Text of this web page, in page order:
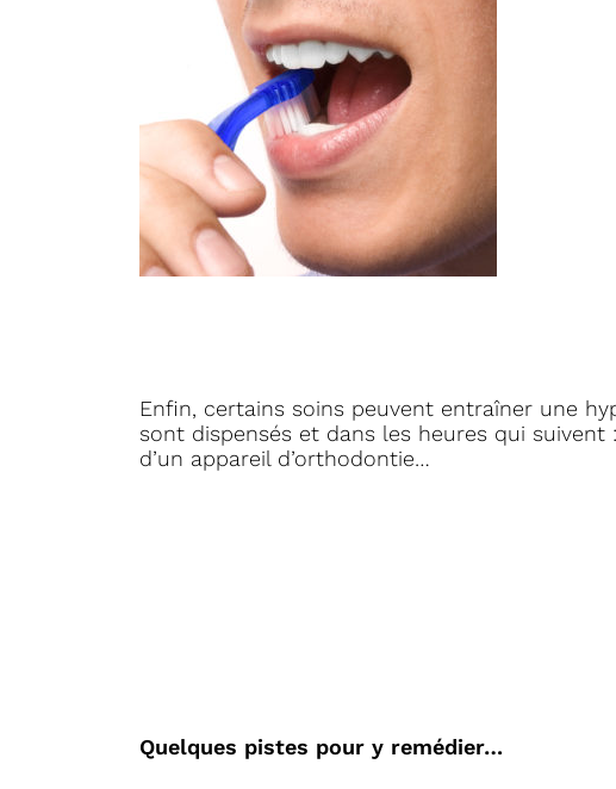
Enfin, certains soins peuvent entraîner une
sont dispensés et dans les heures qui suivent :
d’un appareil d’orthodontie…
Quelques pistes pour y remédier…